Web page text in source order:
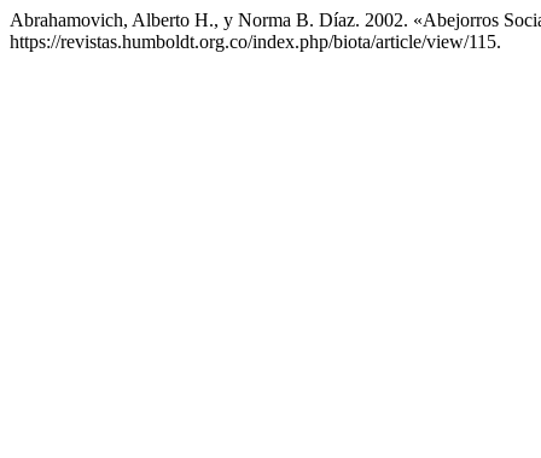
Abrahamovich, Alberto H., y Norma B. Díaz. 2002. «Abejorros
https://revistas.humboldt.org.co/index.php/biota/article/view/115.